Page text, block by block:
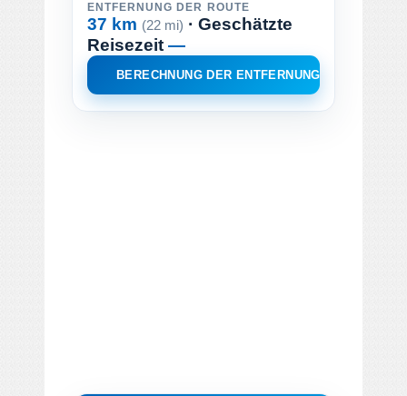
ENTFERNUNG DER ROUTE
37 km (22 mi) · Geschätzte
Reisezeit—
BERECHNUNG DER ENTFERNUNG